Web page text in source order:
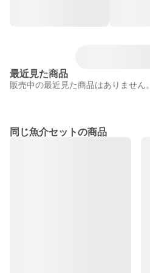
最近見た商品
販売中の最近見た商品はありません。
同じ魚介セットの商品